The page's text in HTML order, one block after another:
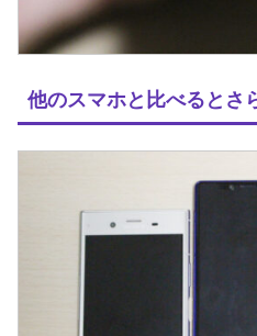
他のスマホと比べるとさ